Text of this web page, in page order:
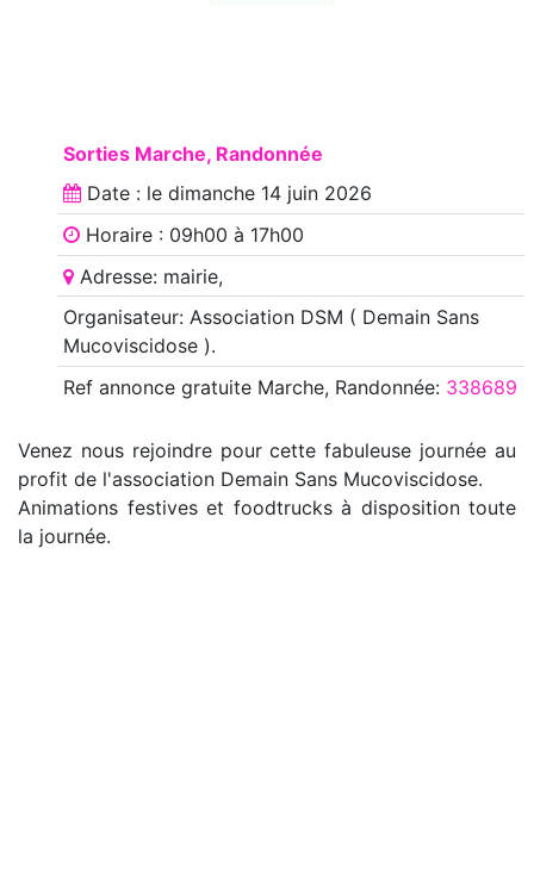
Sorties Marche, Randonnée
Date : le dimanche 14 juin 2026
Horaire : 09h00 à 17h00
Adresse: mairie,
Organisateur: Association DSM ( Demain Sans
Mucoviscidose ).
Ref annoncegratuite Marche, Randonnée: 338689
Venez nous rejoindre pour cette fabuleuse journée au
profit de l'association Demain Sans Mucoviscidose.
Animations festives et foodtrucks à disposition toute
la journée.